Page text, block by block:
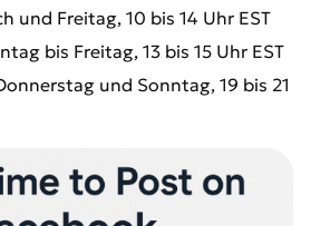
und Freitag, 10 bis 14 Uhr EST
bis Freitag, 13 bis 15 Uhr EST
und Sonntag, 19 bis 21